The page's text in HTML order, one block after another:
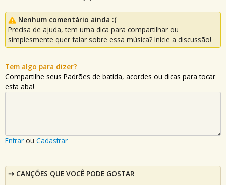
Nenhum comentário ainda :(
Precisa de ajuda, tem uma dica para compartilhar ou
simplesmente quer falar sobre essa música? Inicie a discussão!
Tem algo para dizer?
Compartilhe seus Padrões de batida, acordes ou dicas para tocar
esta aba!
Entrar ou Cadastrar
CANÇÕES QUE VOCÊ PODE GOSTAR